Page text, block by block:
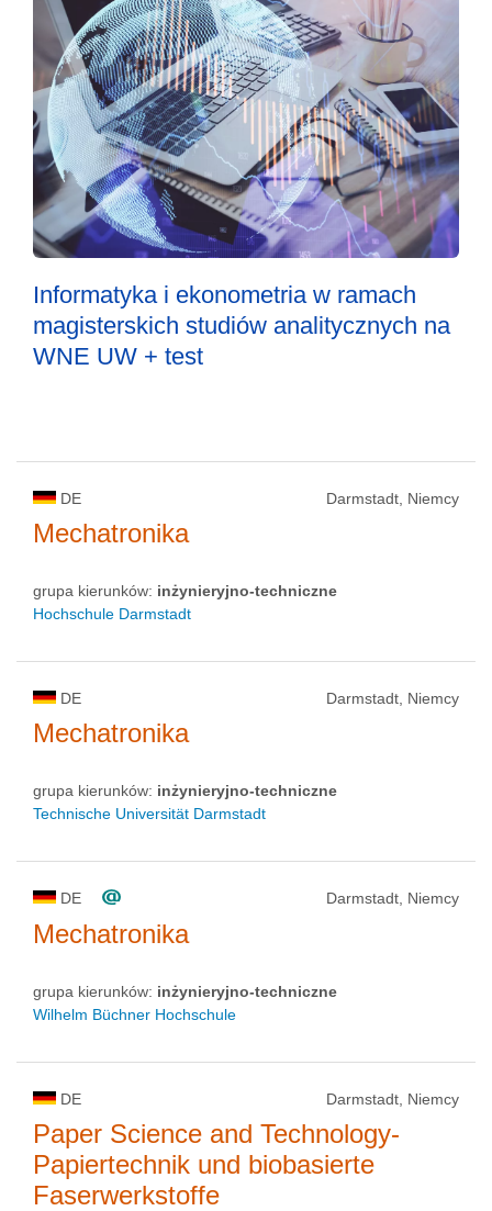
Informatyka i ekonometria w ramach
magisterskich studiów analitycznych na
WNE UW + test
DE Darmstadt, Niemcy
Mechatronika
grupa kierunków: inżynieryjno-techniczne
Hochschule Darmstadt
DE Darmstadt, Niemcy
Mechatronika
grupa kierunków: inżynieryjno-techniczne
Technische Universität Darmstadt
DE Darmstadt, Niemcy
Mechatronika
grupa kierunków: inżynieryjno-techniczne
Wilhelm Büchner Hochschule
DE Darmstadt, Niemcy
Paper Science and Technology-
Papiertechnik und biobasierte
Faserwerkstoffe